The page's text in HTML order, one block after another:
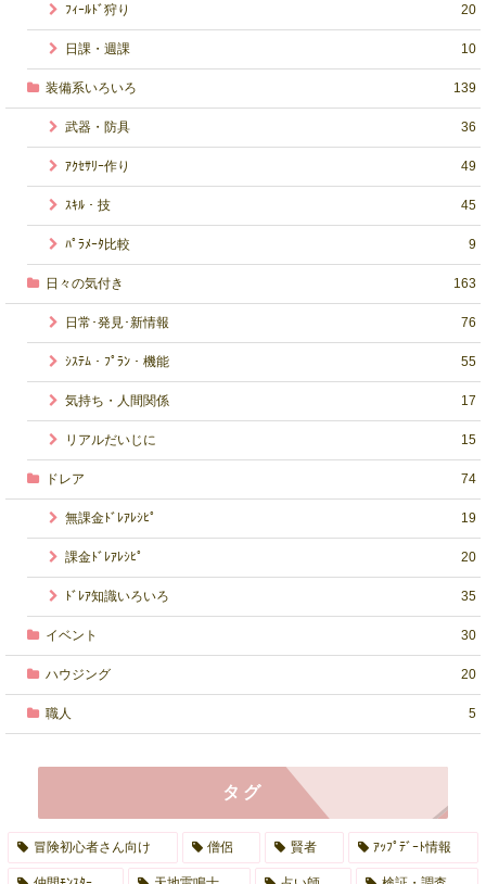
ﾌｨｰﾙﾄﾞ狩り 20
日課・週課 10
装備系いろいろ 139
武器・防具 36
ｱｸｾｻﾘｰ作り 49
ｽｷﾙ・技 45
ﾊﾟﾗﾒｰﾀ比較 9
日々の気付き 163
日常･発見･新情報 76
ｼｽﾃﾑ・ﾌﾟﾗﾝ・機能 55
気持ち・人間関係 17
リアルだいじに 15
ドレア 74
無課金ﾄﾞﾚｱﾚｼﾋﾟ 19
課金ﾄﾞﾚｱﾚｼﾋﾟ 20
ﾄﾞﾚｱ知識いろいろ 35
イベント 30
ハウジング 20
職人 5
タグ
冒険初心者さん向け 僧侶 賢者 ｱｯﾌﾟﾃﾞｰﾄ情報